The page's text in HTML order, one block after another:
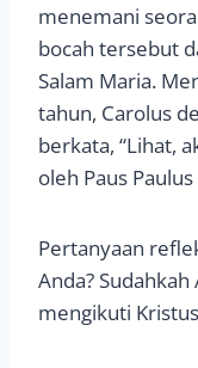
menemani
bocah tersebut
Salam Maria.
tahun, Carolus
berkata, “Lihat,
oleh Paus
Pertanyaan
Anda?
mengikuti